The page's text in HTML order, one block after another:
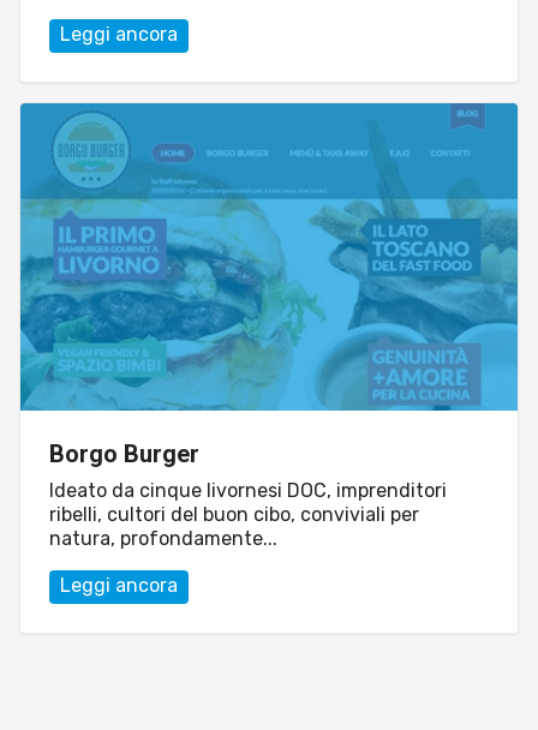
Sito web
Linvisibile
Settore tecnico, servizi e consulenze
Leggi ancora
Borgo Burger
Ideato da cinque livornesi DOC, imprenditori
ribelli, cultori del buon cibo, conviviali per
natura, profondamente...
Leggi ancora